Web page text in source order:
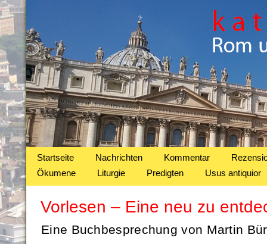
Startseite Nachrichten Kommentar
Ökumene
Liturgie Predigten Usus antiquior
Vorlesen – Eine neu zu
Eine Buchbesprechung von Martin